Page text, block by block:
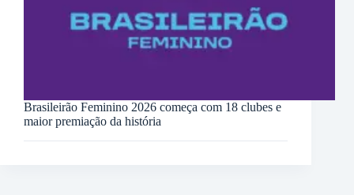
Brasileirão Feminino 2026 começa com 18 clubes e
maior premiação da história